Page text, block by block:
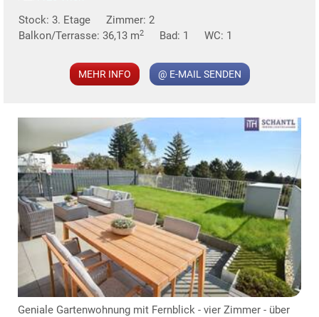
TE
Stock: 3. Etage
Zimmer: 2
Balkon/Terrasse: 36,13 m2 Bad: 1 WC: 1
MEHR INFO @ E-MAIL SENDEN
Geniale Gartenwohnung mit Fernblick - vier Zimmer - über